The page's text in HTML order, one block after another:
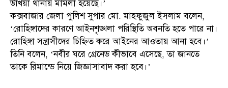
উখিয়া থানায় মামলা হয়েছে।’
কক্সবাজার জেলা পুলিশ সুপার মো. মাহফুজুল ইসলাম বলেন,
‘রোহিঙ্গাদের কারণে আইনশৃঙ্খলা পরিস্থিতি অবনতি হতে পারে না।
রোহিঙ্গা সন্ত্রাসীদের চিহ্নিত করে আইনের আওতায় আনা হবে।’
তিনি বলেন, ‘নবীর ঘরে গ্রেনেড কীভাবে এসেছে, তা জানতে
তাকে রিমান্ডে নিয়ে জিজ্ঞাসাবাদ করা হবে।’